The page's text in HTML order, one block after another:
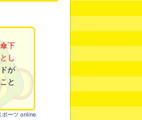
下
し
が
と
ポーツ online